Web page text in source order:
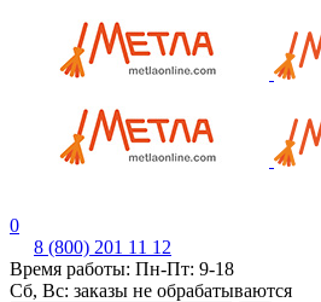
0
8 (800) 201 11 12
Время работы: Пн-Пт: 9-18
Сб, Вс: заказы не обрабатываются